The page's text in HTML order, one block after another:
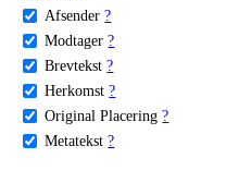
Afsender ?
Modtager ?
Brevtekst ?
Herkomst ?
Original Placering ?
Metatekst ?